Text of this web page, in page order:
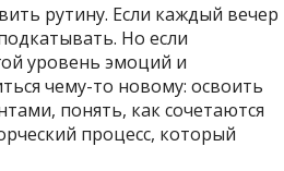
рутину. Если каждый вечер
Но если
уровень эмоций и
чему-то новому: освоить
понять, как сочетаются
процесс, который